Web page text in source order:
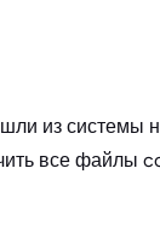
из системы
все файлы